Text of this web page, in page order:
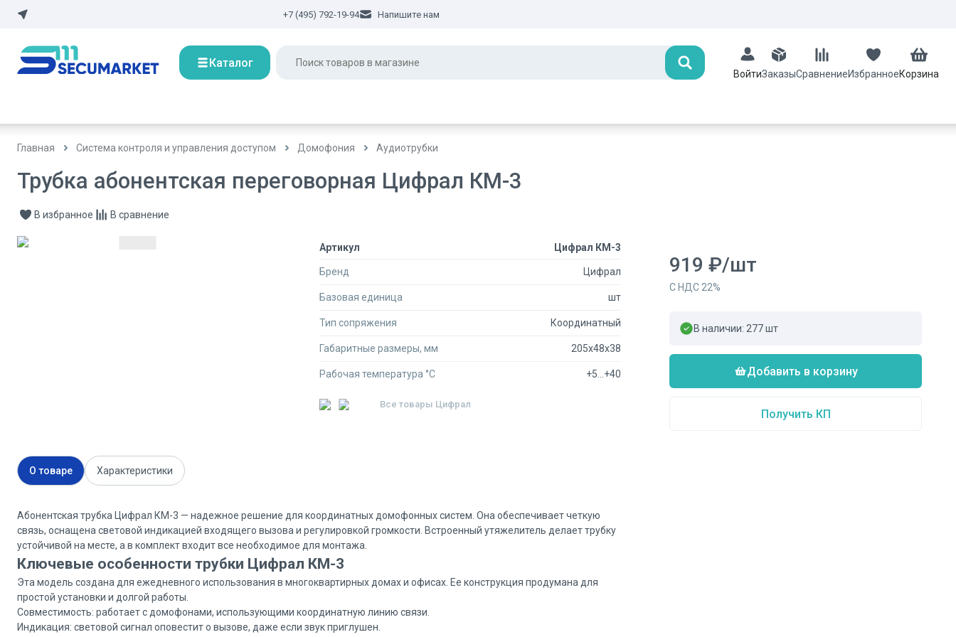
+7 (495) 792-19-94 Напишите нам
Каталог Поиск
ВойтиЗаказыСравнениеИзбранноеКорзина
Главная Система контроля и управления доступом Домофония Аудиотрубки
Трубка абонентская переговорная Цифрал КМ-3
В избранное В сравнение
Артикул Цифрал КМ-3
Бренд Цифрал
Базовая единица шт
Тип сопряжения Координатный
Габаритные размеры, мм 205x48x38
Рабочая температура °C +5…+40
Все товары Цифрал
О товаре Характеристики
Абонентская трубка Цифрал КМ-3 — надежное решение для координатных домофонных систем. Она обеспечивает четкую
связь, оснащена световой индикацией входящего вызова и регулировкой громкости. Встроенный утяжелитель делает трубку
устойчивой на месте, а в комплект входит все необходимое для монтажа.
Ключевые особенности трубки Цифрал КМ-3
Эта модель создана для ежедневного использования в многоквартирных домах и офисах. Ее конструкция продумана для
простой установки и долгой работы.
Совместимость: работает с домофонами, использующими координатную линию связи.
Индикация: световой сигнал оповестит о вызове, даже если звук приглушен.
919 ₽/шт
С НДС 22%
В наличии: 277 шт
Добавить в корзину
Получить КП